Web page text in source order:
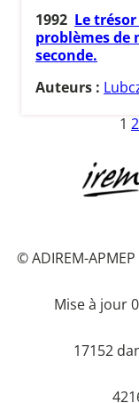
1992 Le
problèmes de
seconde.
Auteurs :
1 2
© ADIREM-
Mise à jour
17152